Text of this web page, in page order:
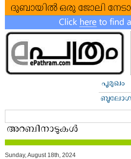
Sunday, August 18th, 2024